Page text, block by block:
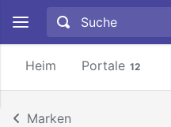
Heim Portale 12
Marken